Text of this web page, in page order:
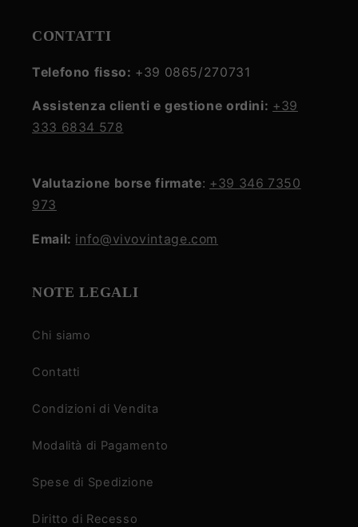
CONTATTI
Telefono fisso: +39 0865/270731
Assistenza clienti e gestione ordini: +39
333 6834 578
Valutazione borse firmate: +39 346 7350
973
Email: info@vivovintage.com
NOTE LEGALI
Chi siamo
Contatti
Condizioni di Vendita
Modalità di Pagamento
Spese di Spedizione
Diritto di Recesso